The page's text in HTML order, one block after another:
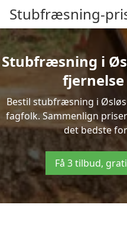
Stubfræsning-
Stubfræsning i
Bestil stubfræsning i
fagfolk. Sammenlign
det bedste
Få 3 tilbud,